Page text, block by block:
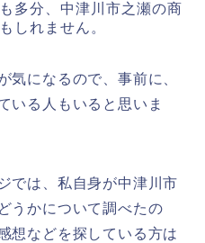
多分、中津川市之瀬の商
しれません。
気になるので、事前に、
いる人もいると思いま
では、私自身が中津川市
うかについて調べたの
想などを探している方は